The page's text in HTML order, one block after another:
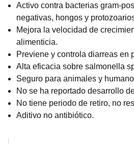
Activo contra bacterias gram-
negativas, hongos y
Mejora la velocidad de
alimenticia.
Previene y controla diarreas en
Alta eficacia sobre salmonella
Seguro para animales y
No se ha reportado desarrollo
No tiene periodo de retiro, no
Aditivo no antibiótico.